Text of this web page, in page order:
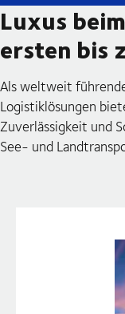
Luxus
ersten bis
Als weltweit
Logistiklösungen
Zuverlässigkeit und
See- und